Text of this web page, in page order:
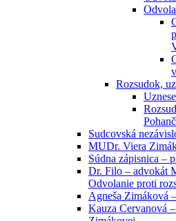
Rozsudok,
Sudcovská
MUDr. Viera
Súdna zápisnica –
Dr. Filo – advokát
Odvolanie proti
Agneša Zimáková
Kauza Cervanová